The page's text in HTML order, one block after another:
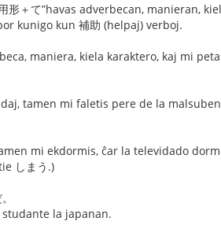
＋て”havas adverbecan, manieran,
kunigo kun 補助 (helpaj) verboj.
maniera, kiela karaktero, kaj mi
tamen mi faletis pere de la
mi ekdormis, ĉar la televidado
しまう.)
la japanan.